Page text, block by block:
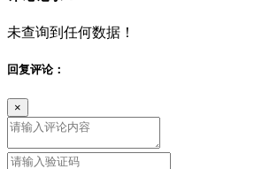
未查询到任何数据！
回复评论：
×